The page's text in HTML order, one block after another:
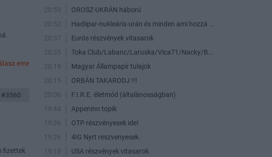
erre
#3560
fizettek
20:59
OROSZ-UKRÁN háború
20:52
20:37
Eurós részvények vitasarok
20:35
20:19
Magyar Állampapír tulajok
20:15
ORBÁN TAKARODJ !!!
20:06
F.I.R.E. életmód (általánosságban)
19:44
Appeninn topik
19:36
OTP részvényesek ide!
19:26
4IG Nyrt reszvenyesek.
19:18
USA részvények vitasarok